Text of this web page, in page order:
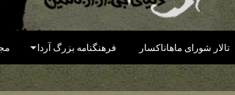
تالار شورای ماهاناکسار فرهنگنامه بزرگ آردا